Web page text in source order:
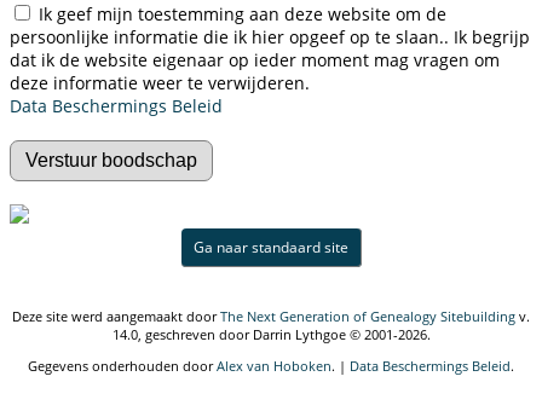
Ik geef mijn toestemming aan deze website om de
persoonlijke informatie die ik hier opgeef op te slaan.. Ik begrijp
dat ik de website eigenaar op ieder moment mag vragen om
deze informatie weer te verwijderen.
Data Beschermings Beleid
Ga naar standaard site
Deze site werd aangemaakt doorThe Next Generation of Genealogy Sitebuilding v.
14.0, geschreven door Darrin Lythgoe © 2001-2026.
Gegevens onderhouden doorAlex van Hoboken. | Data Beschermings Beleid.